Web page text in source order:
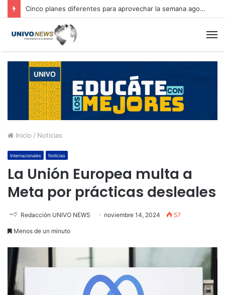
Cinco planes diferentes para aprovechar la semana agostina
Inicio / Noticias
Internacionales Noticias
La Unión Europea multa a
Meta por prácticas desleales
Redacción UNIVO NEWS noviembre 14, 2024 57
Menos de un minuto